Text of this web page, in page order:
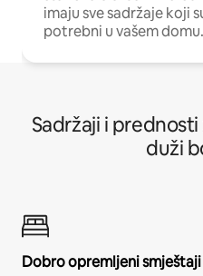
imaju sve sadržaje koji
potrebni u vašem domu.
Sadržaji i
duži
Dobro opremljeni smještaji